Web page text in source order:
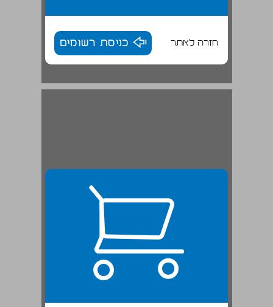
חזרה לאתר כניסת רשומים